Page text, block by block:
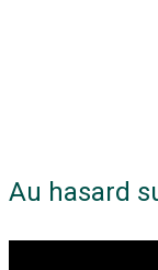
Au hasard